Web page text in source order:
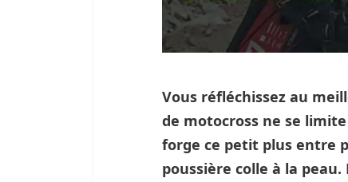
Vous réfléchissez au
de motocross ne se
forge ce petit plus entre
poussière colle à la